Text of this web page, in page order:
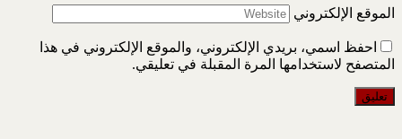
الموقع الإلكتروني
احفظ اسمي، بريدي الإلكتروني، والموقع الإلكتروني في هذا
المتصفح لاستخدامها المرة المقبلة في تعليقي.